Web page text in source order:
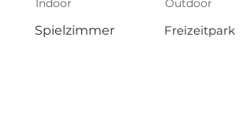
Indoor
Spielzimmer
Outdoor
Freizeitpark